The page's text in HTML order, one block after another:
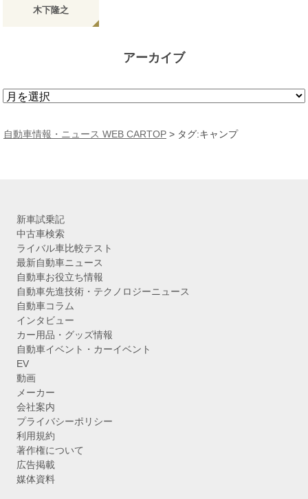
木下隆之
アーカイブ
ア
カ
自動車情報・ニュース WEB CARTOP > タグ:キャンプ
新車試乗記
中古車検索
ライバル車比較テスト
最新自動車ニュース
自動車お役立ち情報
自動車先進技術・テクノロジーニュース
自動車コラム
インタビュー
カー用品・グッズ情報
自動車イベント・カーイベント
EV
動画
メーカー
会社案内
プライバシーポリシー
利用規約
著作権について
広告掲載
媒体資料